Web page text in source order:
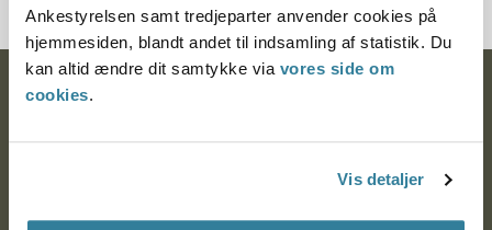
Ankestyrelsen samt tredjeparter anvender cookies på
hjemmesiden, blandt andet til indsamling af statistik. Du
kan altid ændre dit samtykke via vores side om
cookies.
Vis detaljer
Ankestyrelsen
Postadresse:
9000 Aalborg